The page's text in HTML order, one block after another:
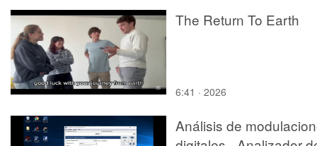
para el diseño de
The Return To Earth
6:41 · 2026
Análisis de